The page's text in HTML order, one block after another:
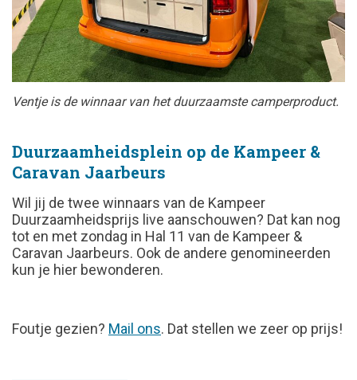
Ventje is de winnaar van het duurzaamste camperproduct.
Duurzaamheidsplein op de Kampeer &
Caravan Jaarbeurs
Wil jij de twee winnaars van de Kampeer
Duurzaamheidsprijs live aanschouwen? Dat kan nog
tot en met zondag in Hal 11 van de Kampeer &
Caravan Jaarbeurs. Ook de andere genomineerden
kun je hier bewonderen.
FOUTJE
GEZIEN?
Foutje gezien? Mail ons. Dat stellen we zeer op prijs!